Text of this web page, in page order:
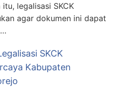
itu, legalisasi SKCK
agar dokumen ini dapat
SKCK
Kabupaten